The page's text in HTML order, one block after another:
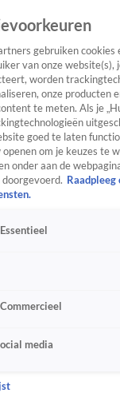
gebruiken
van onze website(s),
worden
onze producten
te meten. Als je
goed te laten
om je keuzes te
onder aan de
media